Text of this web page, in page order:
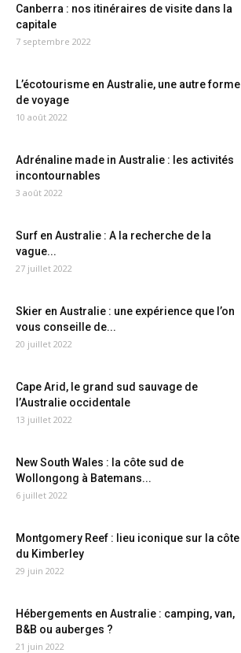
Canberra : nos itinéraires de visite dans la
capitale
7 septembre 2022
L’écotourisme en Australie, une autre forme
de voyage
10 août 2022
Adrénaline made in Australie : les activités
incontournables
3 août 2022
Surf en Australie : A la recherche de la
vague...
27 juillet 2022
Skier en Australie : une expérience que l’on
vous conseille de...
20 juillet 2022
Cape Arid, le grand sud sauvage de
l’Australie occidentale
13 juillet 2022
New South Wales : la côte sud de
Wollongong à Batemans...
6 juillet 2022
Montgomery Reef : lieu iconique sur la côte
du Kimberley
29 juin 2022
Hébergements en Australie : camping, van,
B&B ou auberges ?
21 juin 2022